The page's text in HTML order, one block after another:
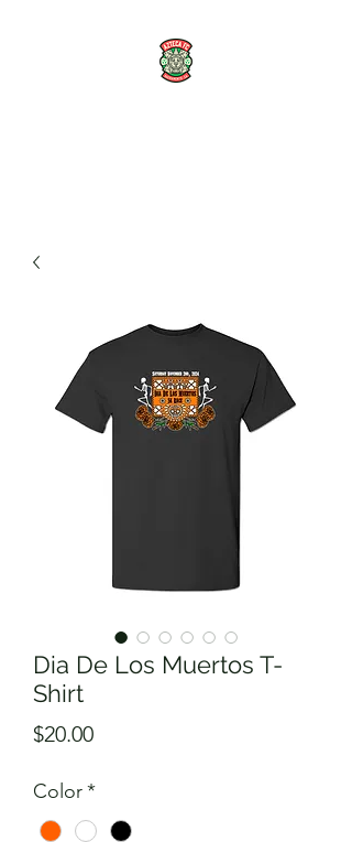
Dia De Los Muertos T-
Shirt
$20.00Price
Color*